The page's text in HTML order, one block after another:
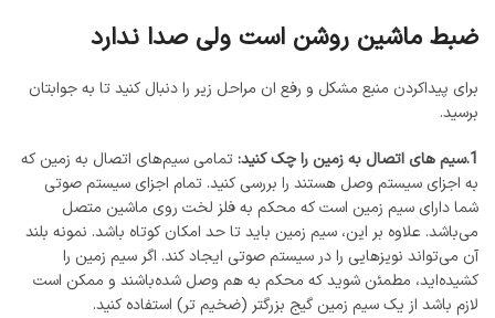
ضبط ماشین روشن است ولی صدا ندارد
برای پیداکردن منبع مشکل و رفع ان مراحل زیر را دنبال کنید تا به جوابتان
برسید.
1.سیم های اتصال به زمین را چک کنید:
تمامی سیم‌های اتصال به زمین که
به اجزای سیستم وصل هستند را بررسی کنید. تمام اجزای سیستم صوتی
شما دارای سیم زمین است که محکم به فلز لخت روی ماشین متصل
می‌باشد. علاوه بر این، سیم زمین باید تا حد امکان کوتاه باشد. نمونه بلند
آن می‌تواند نویزهایی را در سیستم صوتی ایجاد کند. اگر سیم زمین را
کشیده‌اید، مطمئن شوید که محکم به هم وصل شده‌باشند و ممکن است
لازم باشد از یک سیم زمین گیج بزرگتر (ضخیم تر) استفاده کنید.